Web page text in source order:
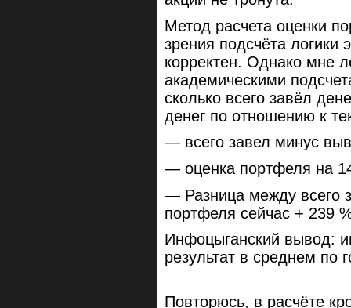
Метод расчета оценки
зрения подсчёта логики
корректен. Однако мне
академическими
сколько всего завёл
денег по отношению к
— всего завел минус
— оценка портфеля на
— Разница между всего
портфеля сейчас + 239
Инфоцыганский вывод:
результат в среднем по
Повторюсь, в расчёте